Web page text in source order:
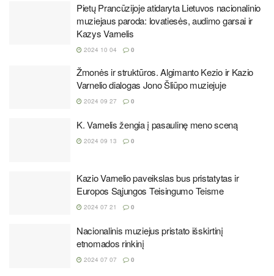
Pietų Prancūzijoje atidaryta Lietuvos nacionalinio
muziejaus paroda: lovatiesės, audimo garsai ir
Kazys Varnelis
2024 10 04 0
Žmonės ir struktūros. Algimanto Kezio ir Kazio
Varnelio dialogas Jono Šliūpo muziejuje
2024 09 27 0
K. Varnelis žengia į pasaulinę meno sceną
2024 09 13 0
Kazio Varnelio paveikslas bus pristatytas ir
Europos Sąjungos Teisingumo Teisme
2024 07 21 0
Nacionalinis muziejus pristato išskirtinį
etnomados rinkinį
2024 07 07 0